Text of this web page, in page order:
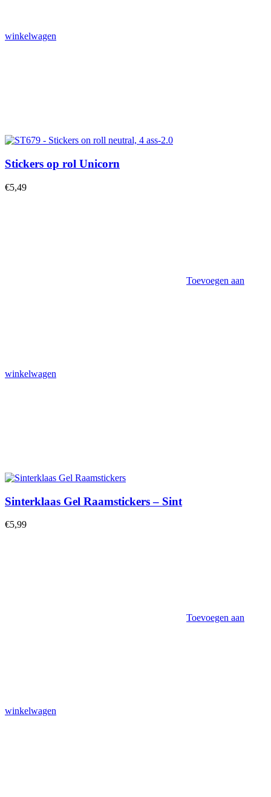
winkelwagen
Stickers op rol Unicorn
€5,49
Toevoegen aan
winkelwagen
Sinterklaas Gel Raamstickers – Sint
€5,99
Toevoegen aan
winkelwagen